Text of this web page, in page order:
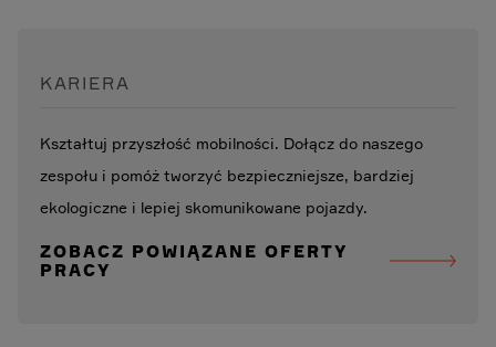
KARIERA
Kształtuj przyszłość mobilności. Dołącz do naszego
zespołu i pomóż tworzyć bezpieczniejsze, bardziej
ekologiczne i lepiej skomunikowane pojazdy.
ZOBACZ POWIĄZANE OFERTY
PRACY